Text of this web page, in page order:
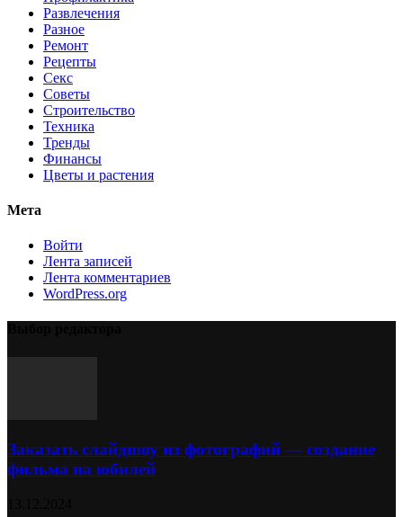
Развлечения
Разное
Ремонт
Рецепты
Секс
Советы
Строительство
Техника
Тренды
Финансы
Цветы и растения
Мета
Войти
Лента записей
Лента комментариев
WordPress.org
Заказать слайдшоу из фотографий — создание
фильма на юбилей